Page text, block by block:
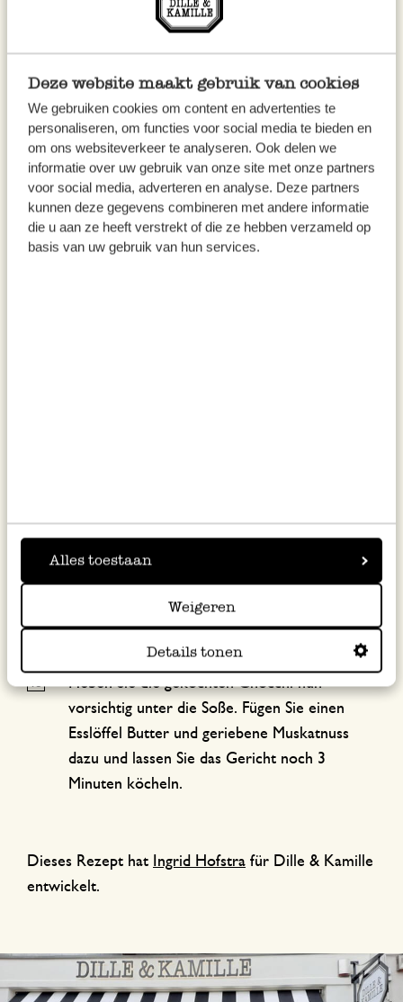
Deze website maakt gebruik van cookies
We gebruiken cookies om content en advertenties te
personaliseren, om functies voor social media te bieden en
om ons websiteverkeer te analyseren. Ook delen we
informatie over uw gebruik van onze site met onze partners
voor social media, adverteren en analyse. Deze partners
kunnen deze gegevens combineren met andere informatie
die u aan ze heeft verstrekt of die ze hebben verzameld op
basis van uw gebruik van hun services.
Alles toestaan
Weigeren
Details tonen
Waschen Sie die Artischocken und entfernen
Sie die äußersten Blätter.
Schneiden Sie jede Artischocke in 4 Stücke.
Legen Sie die Artischocken dann ca. 10
Minuten in eine Schale mit Wasser und dem
Saft einer Zitrone.
Pfanne.
Geben Sie nach weiteren 10 Minuten ein Glas
Wasser zu der Mischung und lassen Sie die
Soße noch 5 Minuten einkochen, bis das
Heben Sie die gekochten Gnocchi nun
vorsichtig unter die Soße. Fügen Sie einen
Esslöffel Butter und geriebene Muskatnuss
dazu und lassen Sie das Gericht noch 3
Minuten köcheln.
Dieses Rezept hat Ingrid Hofstra für Dille & Kamille
entwickelt.